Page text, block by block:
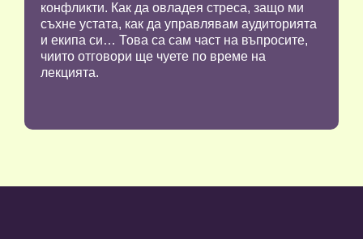
конфликти. Как да овладея стреса, защо ми
съхне устата, как да управлявам аудиторията
и екипа си… Това са сам част на въпросите,
чиито отговори ще чуете по време на
лекцията.